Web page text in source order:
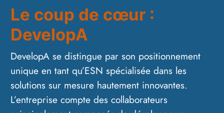
Le coup de cœur :
DevelopA
DevelopA se distingue par son positionnement
unique en tant qu’ESN spécialisée dans les
solutions sur mesure hautement innovantes.
L’entreprise compte des collaborateurs